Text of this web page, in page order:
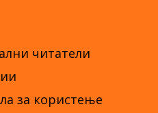
читатели
за користење